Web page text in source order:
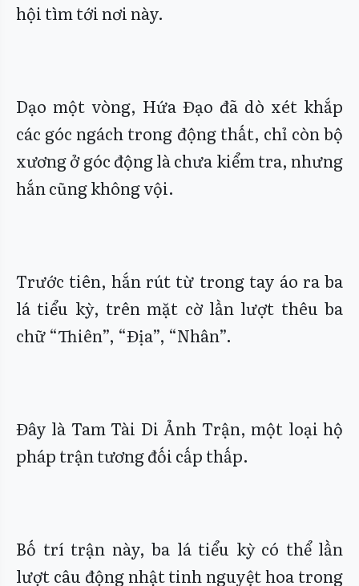
hội tìm tới nơi này.
Dạo một vòng, Hứa Đạo đã dò xét khắp
các góc ngách trong động thất, chỉ còn bộ
xương ở góc động là chưa kiểm tra, nhưng
hắn cũng không vội.
Trước tiên, hắn rút từ trong tay áo ra ba
lá tiểu kỳ, trên mặt cờ lần lượt thêu ba
chữ “Thiên”, “Địa”, “Nhân”.
Đây là Tam Tài Di Ảnh Trận, một loại hộ
pháp trận tương đối cấp thấp.
Bố trí trận này, ba lá tiểu kỳ có thể lần
lượt câu động nhật tinh nguyệt hoa trong